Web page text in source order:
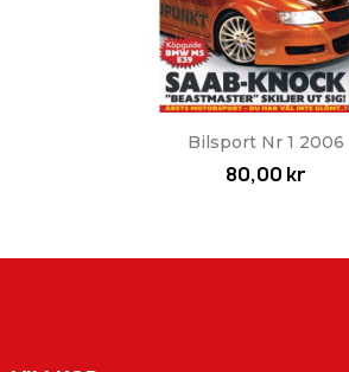
Bilsport Nr 1 2006
80,00 kr